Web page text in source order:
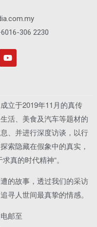
306 2230
立于2019年11月的真传
活、美食及汽车等题材的
、并进行深度访谈，以行
索隐藏在假象中的真实，
真的时代精神“。
的故事，透过我们的采访
寻人世间最真挚的情感。
邮至